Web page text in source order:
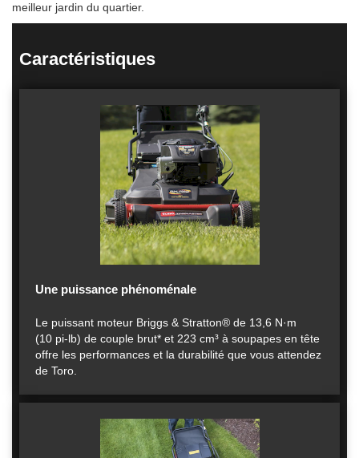
meilleur jardin du quartier.
Caractéristiques
Une puissance phénoménale
Le puissant moteur Briggs & Stratton® de 13,6 N·m
(10 pi-lb) de couple brut* et 223 cm³ à soupapes en tête
offre les performances et la durabilité que vous attendez
de Toro.